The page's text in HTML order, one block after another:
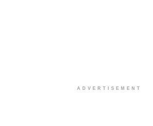
ADVERTISEMENT